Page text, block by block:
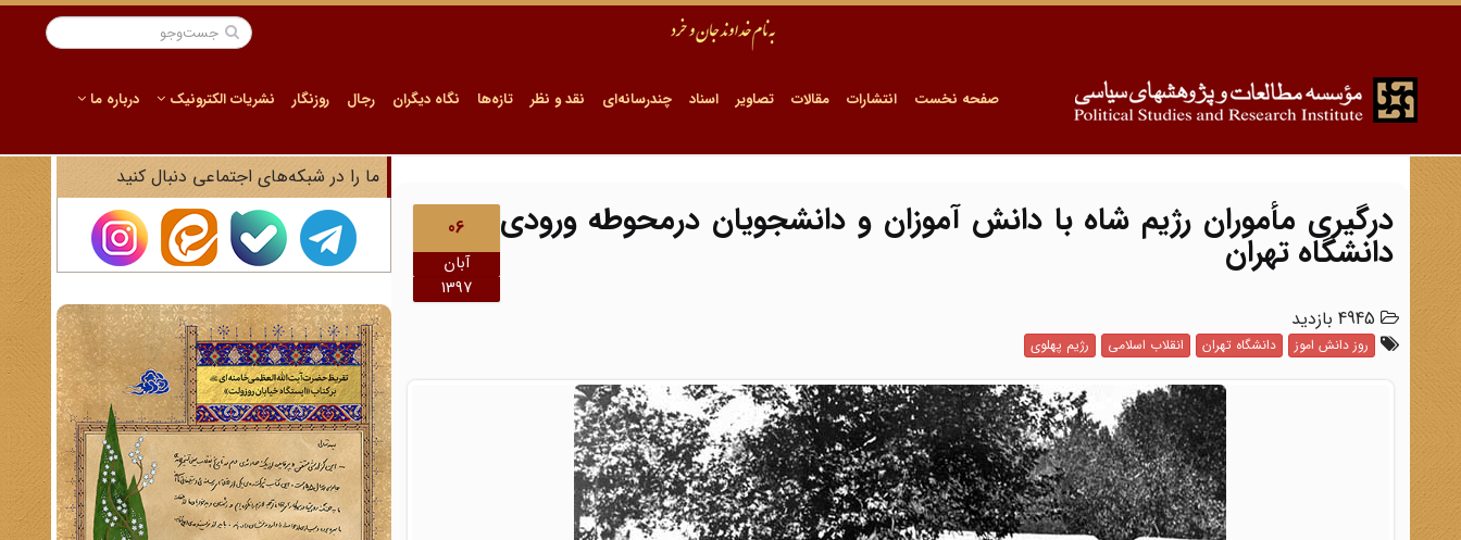
صفحه نخست انتشارات مقالات تصاویر اسناد چندرسانه‌ای نقد و نظر تازه‌ها نگاه دیگران رجال روزنگار نشریات الکترونیک درباره ما
06
آبان
1397
درگیری مأموران رژیم شاه با دانش آموزان و دانشجویان درمحوطه ورودی
دانشگاه تهران
روز دانش اموز دانشگاه تهران انقلاب اسلامی رژیم پهلوی
ما را در شبکه‌های اجتماعی دنبال کنید